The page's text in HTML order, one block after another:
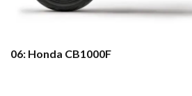
06: Honda CB1000F